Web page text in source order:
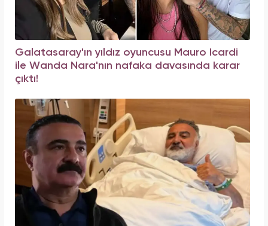
Galatasaray'ın yıldız oyuncusu Mauro Icardi
ile Wanda Nara'nın nafaka davasında karar
çıktı!